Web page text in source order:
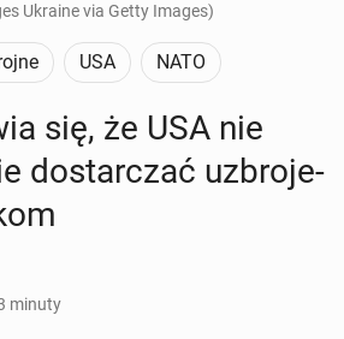
Ukraine via Getty Images)
USA NATO
się, że USA nie
do­star­czać uzbro­je­
minuty